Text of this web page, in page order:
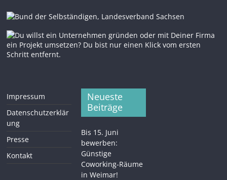
Impressum
Datenschutzerklär
ung
Presse
Kontakt
Neueste
Beiträge
Bis 15. Juni
bewerben:
Günstige
Coworking-Räume
in Weimar!